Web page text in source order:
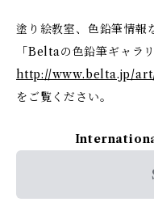
塗り絵教室、色鉛筆情報
「Beltaの色鉛筆ギャラリ
http://www.belta.jp/
をご覧ください。